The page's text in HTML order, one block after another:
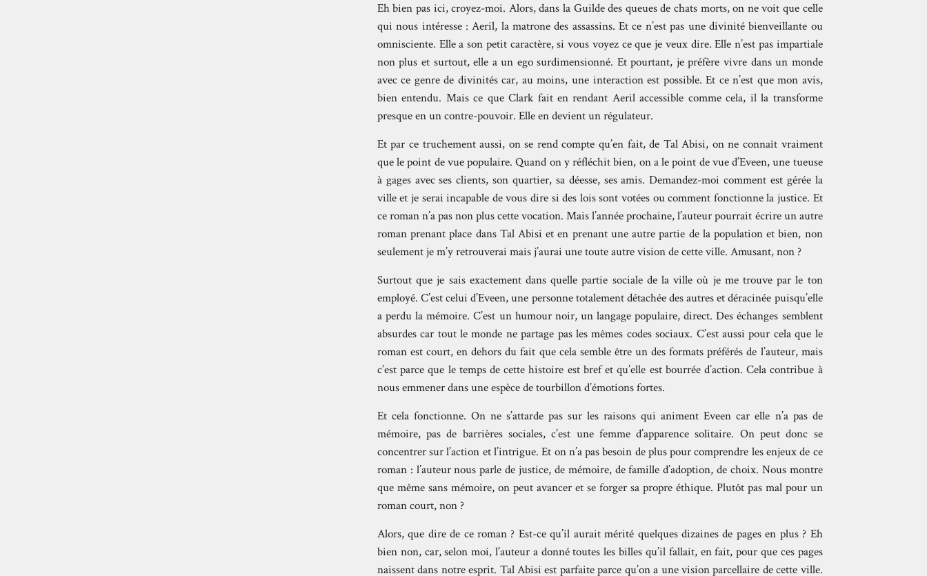
Eh bien pas ici, croyez-moi. Alors, dans la Guilde des queues de chats morts, on ne voit que celle
qui nous intéresse : Aeril, la matrone des assassins. Et ce n’est pas une divinité bienveillante ou
omnisciente. Elle a son petit caractère, si vous voyez ce que je veux dire. Elle n’est pas impartiale
non plus et surtout, elle a un ego surdimensionné. Et pourtant, je préfère vivre dans un monde
avec ce genre de divinités car, au moins, une interaction est possible. Et ce n’est que mon avis,
bien entendu. Mais ce que Clark fait en rendant Aeril accessible comme cela, il la transforme
presque en un contre-pouvoir. Elle en devient un régulateur.
Et par ce truchement aussi, on se rend compte qu’en fait, de Tal Abisi, on ne connaît vraiment
que le point de vue populaire. Quand on y réfléchit bien, on a le point de vue d’Eveen, une tueuse
à gages avec ses clients, son quartier, sa déesse, ses amis. Demandez-moi comment est gérée la
ville et je serai incapable de vous dire si des lois sont votées ou comment fonctionne la justice. Et
ce roman n’a pas non plus cette vocation. Mais l’année prochaine, l’auteur pourrait écrire un autre
roman prenant place dans Tal Abisi et en prenant une autre partie de la population et bien, non
seulement je m’y retrouverai mais j’aurai une toute autre vision de cette ville. Amusant, non ?
Surtout que je sais exactement dans quelle partie sociale de la ville où je me trouve par le ton
employé. C’est celui d’Eveen, une personne totalement détachée des autres et déracinée puisqu’elle
a perdu la mémoire. C’est un humour noir, un langage populaire, direct. Des échanges semblent
absurdes car tout le monde ne partage pas les mêmes codes sociaux. C’est aussi pour cela que le
roman est court, en dehors du fait que cela semble être un des formats préférés de l’auteur, mais
c’est parce que le temps de cette histoire est bref et qu’elle est bourrée d’action. Cela contribue à
nous emmener dans une espèce de tourbillon d’émotions fortes.
Et cela fonctionne. On ne s’attarde pas sur les raisons qui animent Eveen car elle n’a pas de
mémoire, pas de barrières sociales, c’est une femme d’apparence solitaire. On peut donc se
concentrer sur l’action et l’intrigue. Et on n’a pas besoin de plus pour comprendre les enjeux de ce
roman : l’auteur nous parle de justice, de mémoire, de famille d’adoption, de choix. Nous montre
que même sans mémoire, on peut avancer et se forger sa propre éthique. Plutôt pas mal pour un
roman court, non ?
Alors, que dire de ce roman ? Est-ce qu’il aurait mérité quelques dizaines de pages en plus ? Eh
bien non, car, selon moi, l’auteur a donné toutes les billes qu’il fallait, en fait, pour que ces pages
naissent dans notre esprit. Tal Abisi est parfaite parce qu’on a une vision parcellaire de cette ville.